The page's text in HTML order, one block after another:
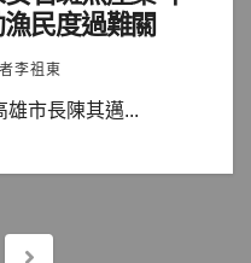
民度過難關
李祖東
雄市長陳其邁...